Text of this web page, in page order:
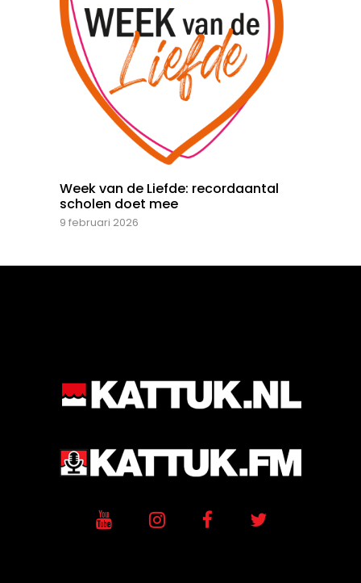
Week van de Liefde: recordaantal
scholen doet mee
9 februari 2026